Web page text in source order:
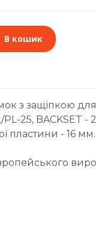
В кошик
з защіпкою
25, BACKSET
пластини - 16 мм.